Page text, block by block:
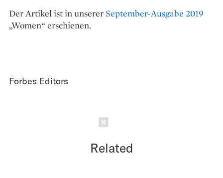
Der Artikel ist in unserer September-Ausgabe 2019
„Women“ erschienen.
Forbes Editors
Related